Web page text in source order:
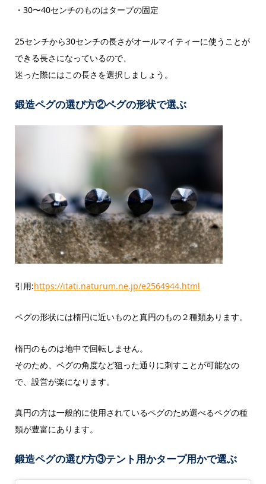
・30〜40センチのものはタープの固定
25センチから30センチの長さがオールマイティーに使うことが
できる長さになっているので、
迷った際にはこの長さを選択しましょう。
鍛造ペグの選び方②ペグの形状で選ぶ
引用:https://itati.naturum.ne.jp/e2564944.html
ペグの形状には楕円に近いものと真円のもの２種類あります。
楕円のものは地中で回転しません。
そのため、ペグの角度など狙った通りに刺すことが可能なの
で、設営が楽になります。
真円の方は一般的に使用されているペグのため選べるペグの種
類が豊富にあります。
鍛造ペグの選び方③テント用かタープ用かで選ぶ